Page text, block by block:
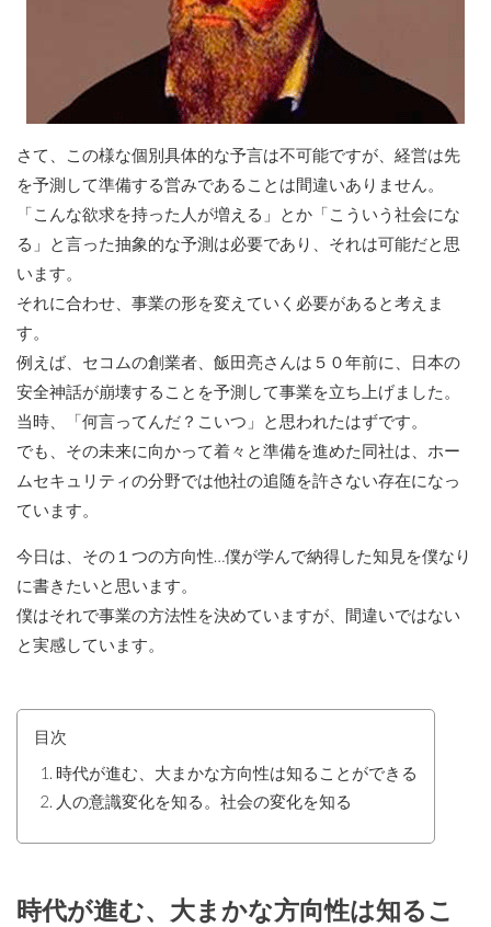
さて、この様な個別具体的な予言は不可能ですが、経営は先
を予測して準備する営みであることは間違いありません。
「こんな欲求を持った人が増える」とか「こういう社会にな
る」と言った抽象的な予測は必要であり、それは可能だと思
います。
それに合わせ、事業の形を変えていく必要があると考えま
す。
例えば、セコムの創業者、飯田亮さんは５０年前に、日本の
安全神話が崩壊することを予測して事業を立ち上げました。
当時、「何言ってんだ？こいつ」と思われたはずです。
でも、その未来に向かって着々と準備を進めた同社は、ホー
ムセキュリティの分野では他社の追随を許さない存在になっ
ています。
今日は、その１つの方向性…僕が学んで納得した知見を僕なり
に書きたいと思います。
僕はそれで事業の方法性を決めていますが、間違いではない
と実感しています。
目次
時代が進む、大まかな方向性は知ることができる
人の意識変化を知る。社会の変化を知る
時代が進む、大まかな方向性は知るこ